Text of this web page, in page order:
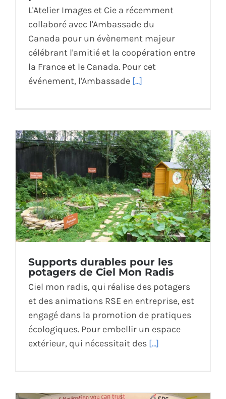
L'Atelier Images et Cie a récemment
collaboré avec l'Ambassade du
Canada pour un évènement majeur
célébrant l'amitié et la coopération entre
la France et le Canada. Pour cet
événement, l'Ambassade [...]
Supports durables pour les
potagers de Ciel Mon Radis
Ciel mon radis, qui réalise des potagers
et des animations RSE en entreprise, est
engagé dans la promotion de pratiques
écologiques. Pour embellir un espace
extérieur, qui nécessitait des [...]